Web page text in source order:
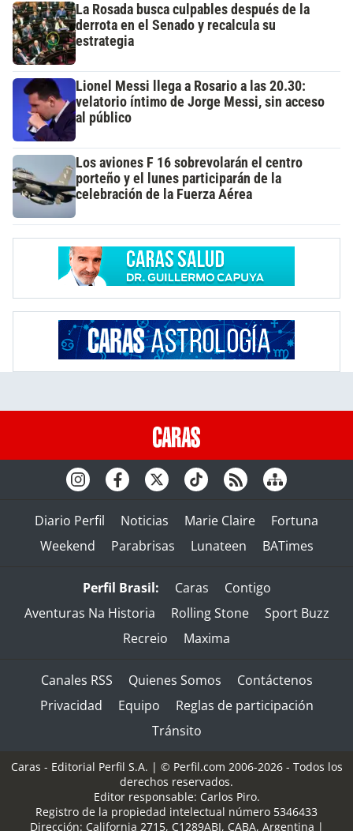
La Rosada busca culpables después de la
derrota en el Senado y recalcula su
estrategia
Lionel Messi llega a Rosario a las 20.30:
velatorio íntimo de Jorge Messi, sin acceso
al público
Los aviones F 16 sobrevolarán el centro
porteño y el lunes participarán de la
celebración de la Fuerza Aérea
Diario Perfil Noticias Marie Claire
Fortuna
Weekend
Parabrisas Lunateen BATimes
Perfil Brasil: Caras
Contigo
Aventuras Na Historia
Rolling Stone
Sport Buzz
Recreio
Maxima
Canales RSS Quienes Somos
Contáctenos
Privacidad
Equipo
Reglas de participación
Tránsito
Caras - Editorial Perfil S.A. | © Perfil.com 2006-2026 - Todos los
derechos reservados.
Editor responsable: Carlos Piro.
Registro de la propiedad intelectual número 5346433
Dirección: California 2715, C1289ABI, CABA, Argentina |